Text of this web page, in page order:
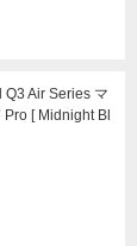
Air Series マ
[ Midnight Bl